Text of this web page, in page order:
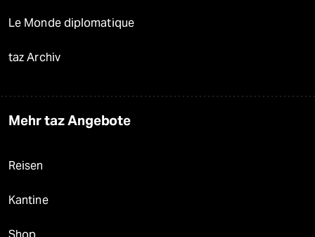
Le Monde diplomatique
taz Archiv
Mehr taz Angebote
Reisen
Kantine